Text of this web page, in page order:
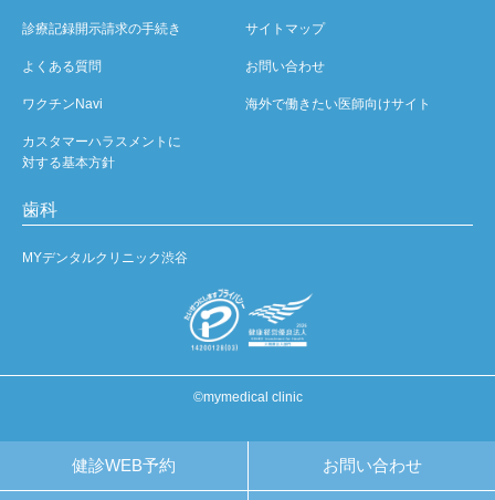
健診WEB予約 お問い合わせ
診療記録開示請求の手続き サイトマップ
よくある質問 お問い合わせ
ワクチンNavi 海外で働きたい医師向けサイト
カスタマーハラスメントに
対する基本方針
歯科
MYデンタルクリニック渋谷
©mymedical clinic